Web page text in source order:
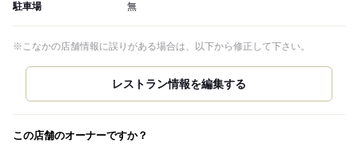
駐車場 無
※こなかの店舗情報に誤りがある場合は、以下から修正して下さい。
この店舗のオーナーですか？